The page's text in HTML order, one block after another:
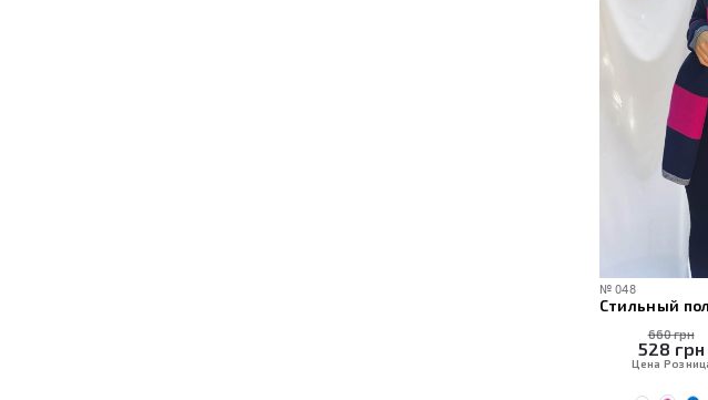
№ 048
Стильный
660 грн
528 грн
Цена